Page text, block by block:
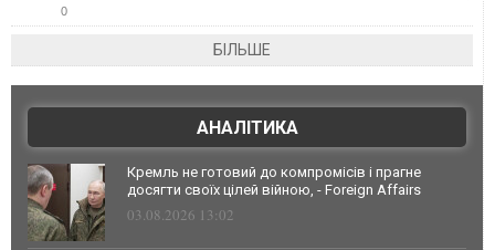
0
БІЛЬШЕ
АНАЛІТИКА
Кремль не готовий до компромісів і прагне
досягти своїх цілей війною, - Foreign Affairs
03.08.2026 13:02